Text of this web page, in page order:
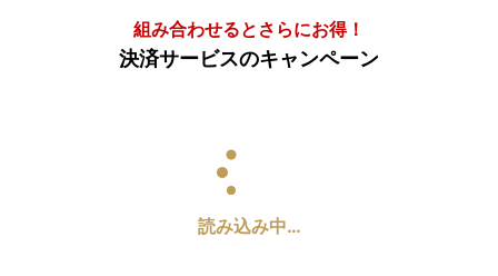
組み合わせるとさらにお得！
決済サービスのキャンペーン
読み込み中…